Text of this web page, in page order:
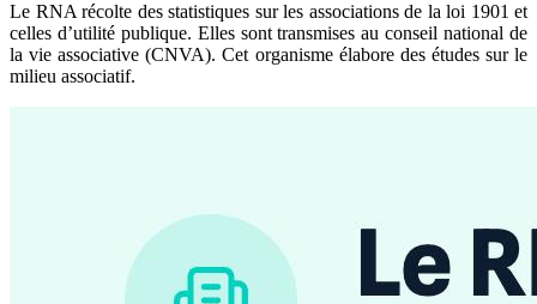
Le RNA récolte des statistiques sur les associations de la loi 1901 et
celles d’utilité publique. Elles sont transmises au conseil national de
la vie associative (CNVA). Cet organisme élabore des études sur le
milieu associatif.